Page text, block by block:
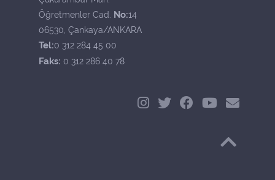
Öğretmenler Cad. No:14
06530, Çankaya/ANKARA
Tel:0 312 284 45 00
Faks: 0 312 286 40 78